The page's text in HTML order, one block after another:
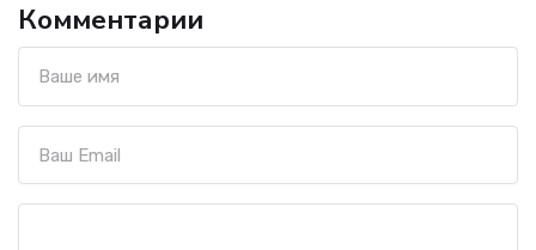
Комментарии